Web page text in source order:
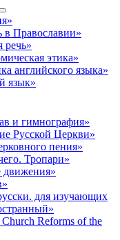
в Православии»
речь»
этика»
английского языка»
язык»
и гимнография»
Русской Церкви»
пения»
Тропари»
движения»
для изучающих
Reforms of the